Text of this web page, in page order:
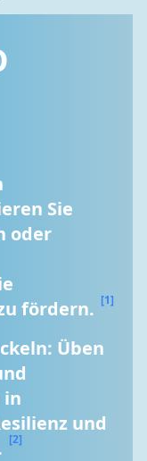
Sie
oder
fördern. [1]
Üben
in
und
[2]